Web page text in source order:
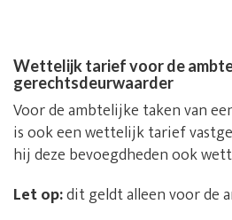
Wettelijk tarief voor de
gerechtsdeurwaarder
Voor de ambtelijke taken van
is ook een wettelijk tarief
hij deze bevoegdheden ook
Let op:dit geldt alleen voor de